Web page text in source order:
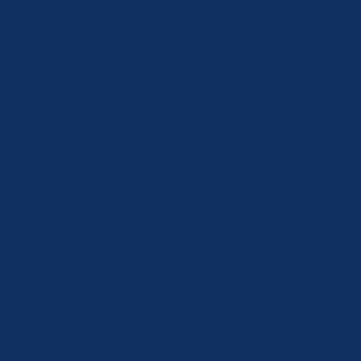
službami all inclusive, ktoré
zálive a vďaka komornejšiemu
Odporúčame všetkým vekovým